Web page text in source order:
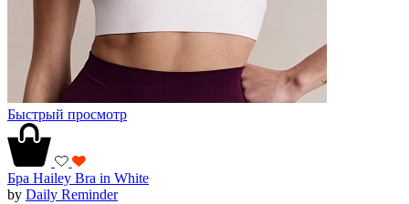
Быстрый просмотр
Бра Hailey Bra in White
by Daily Reminder